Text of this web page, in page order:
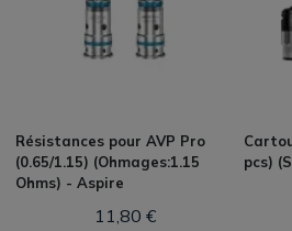
Résistances pour AVP Pro
(0.65/1.15) (Ohmages:1.15
Ohms) - Aspire
11,80 €
pcs)